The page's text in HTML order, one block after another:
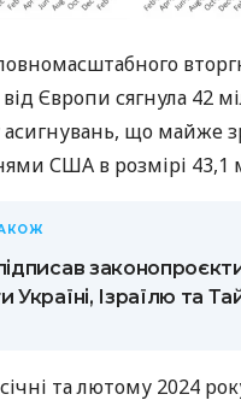
Європи сягнула 42
асигнувань, що майже
США в розмірі 43,1
Україні, Ізраїлю та
та лютому 2024